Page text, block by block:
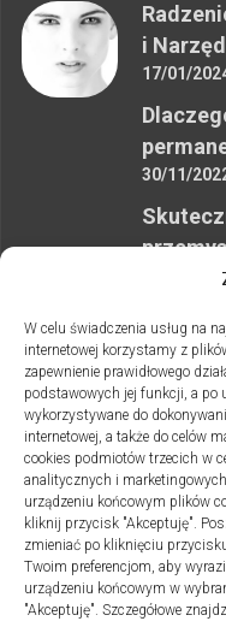
W celu świadczenia usług na
internetowej korzystamy z
zapewnienie prawidłowego
podstawowych jej funkcji, a po
wykorzystywane do
internetowej, a także do celów
cookies podmiotów trzecich w
analitycznych i
urządzeniu końcowym plików
kliknij przycisk "Akceptuję".
zmieniać po kliknięciu
Twoim preferencjom, aby
urządzeniu końcowym w
"Akceptuję". Szczegółowe
i
17/01/
30/11/
12/10/
2swiaty.pl ©